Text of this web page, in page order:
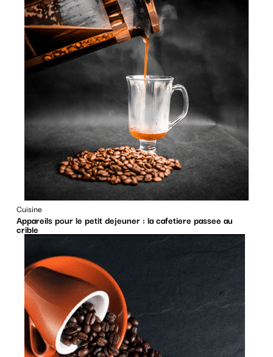
Cuisine
Appareils pour le petit dejeuner : la cafetiere passee au
crible